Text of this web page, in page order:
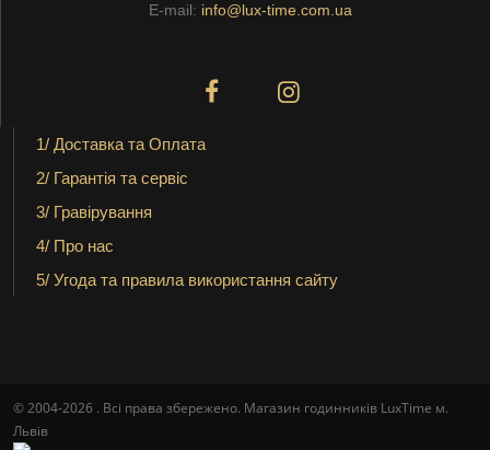
E-mail: info@lux-time.com.ua
1/ Доставка та Оплата
2/ Гарантія та сервіс
3/ Гравірування
4/ Про нас
5/ Угода та правила використання сайту
© 2004-2026 . Всі права збережено. Магазин годинників LuxTime м.
Львів